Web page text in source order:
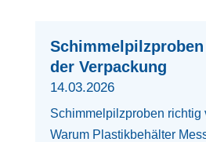
der Verpackung
14.03.2026
Schimmelpilzproben richtig
Warum Plastikbehälter